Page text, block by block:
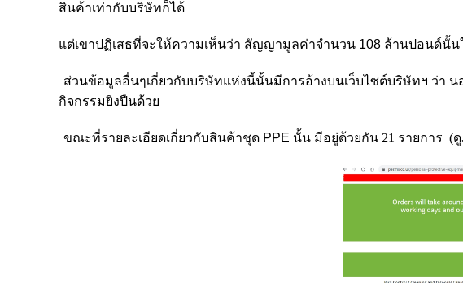
สินค้าเท่ากับบริษัทก็ได้
แต่เขาปฏิเสธที่จะให้ความเห็นว่า สัญญามูลค่าจำนวน 108 ล้านปอนด์นั้
ส่วนข้อมูลอื่นๆเกี่ยวกับบริษัทแห่งนี้นั้นมีการอ้างบนเว็บไซต์บริษัทฯ ว่า
กิจกรรมยิงปืนด้วย
ขณะที่รายละเอียดเกี่ยวกับสินค้าชุด PPE นั้น มีอยู่ด้วยกัน 21 รายการ (